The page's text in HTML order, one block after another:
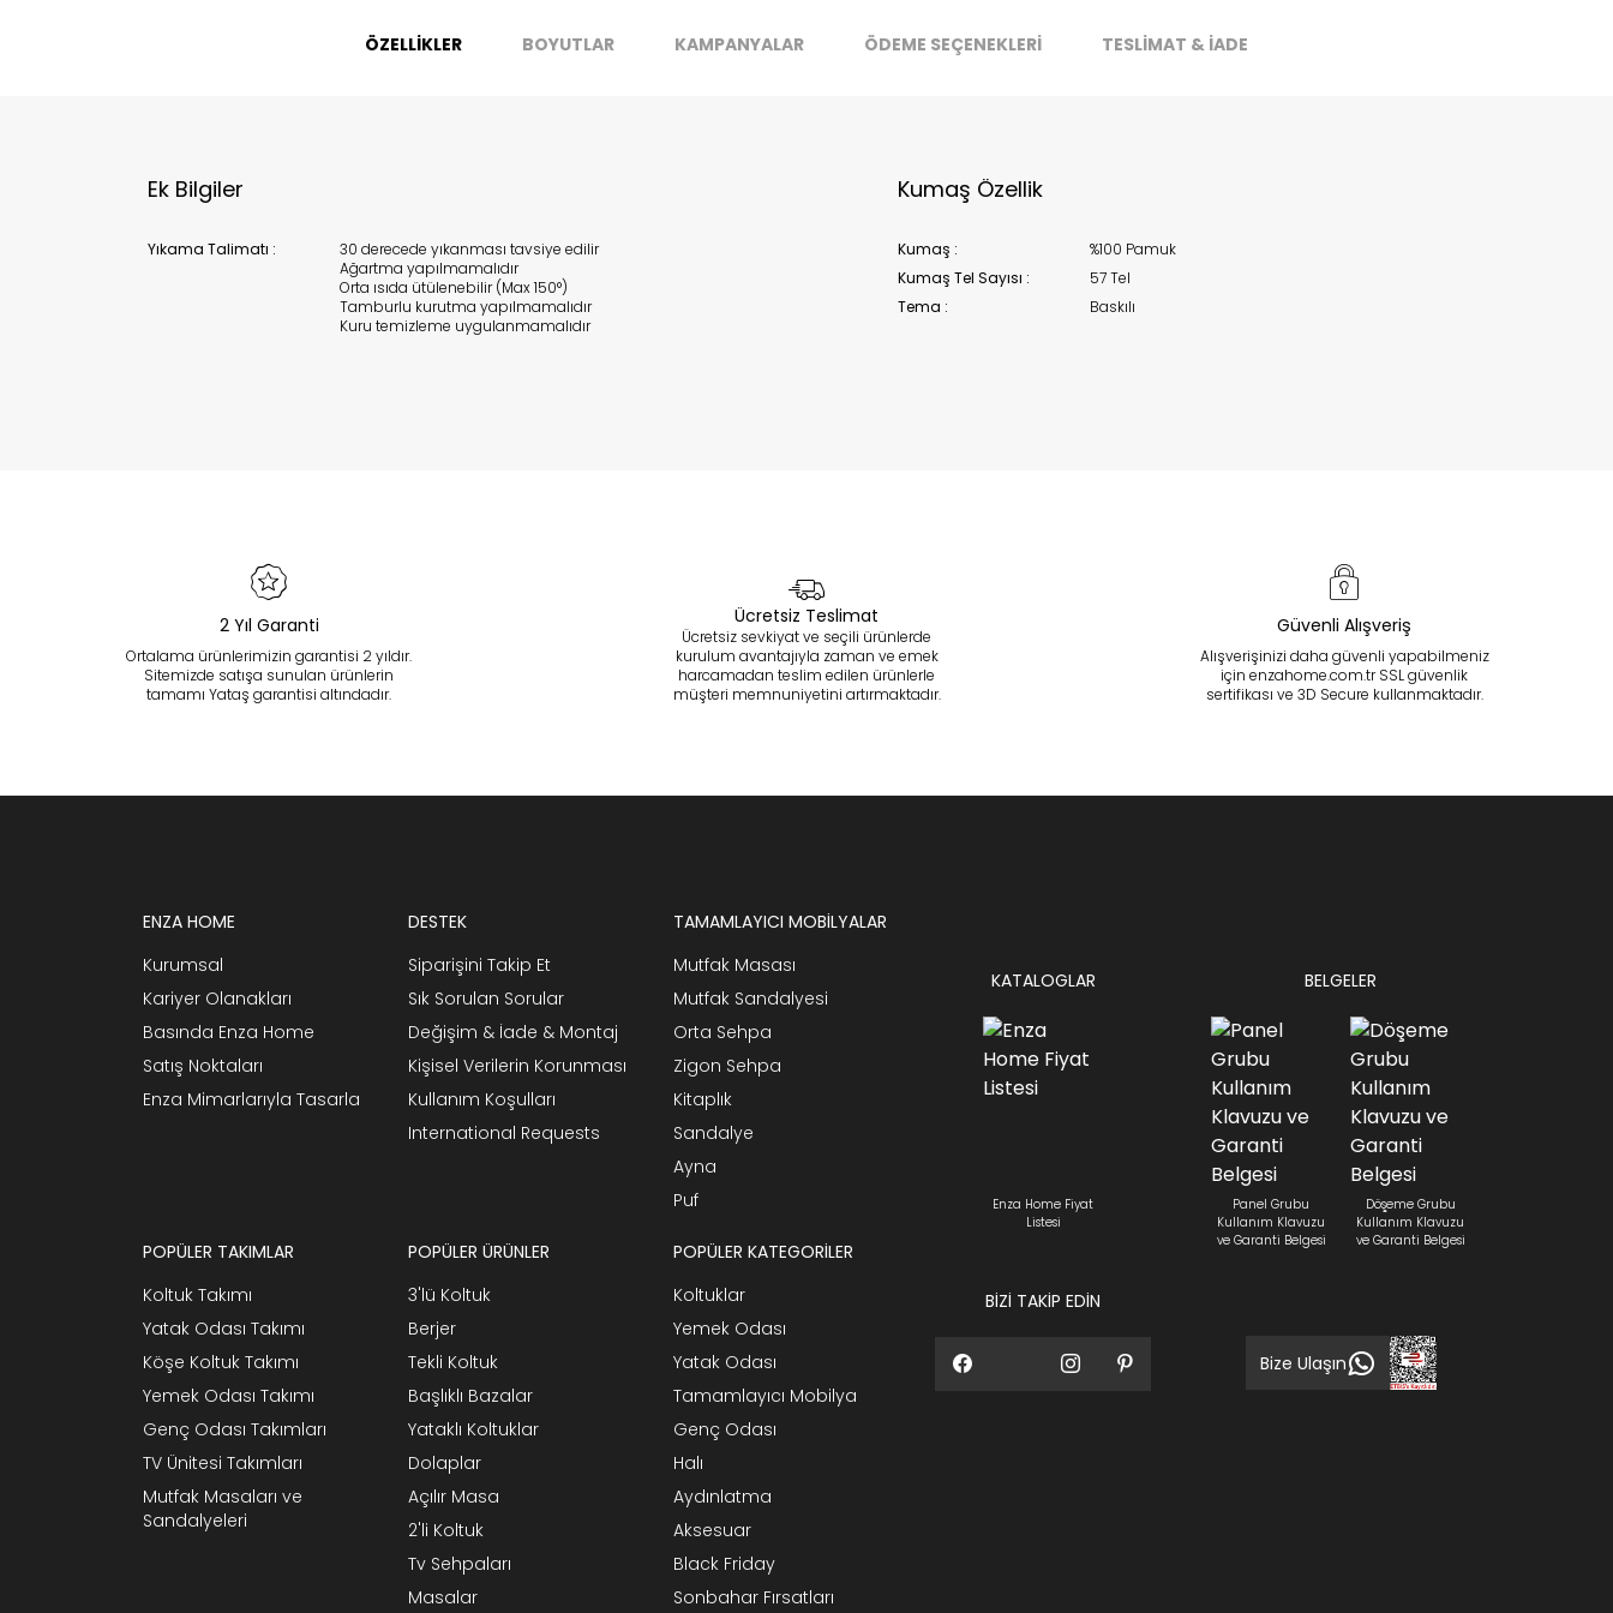
ÖZELLİKLER BOYUTLAR KAMPANYALAR ÖDEME SEÇENEKLERİ TESLİMAT & İADE
Ek Bilgiler
Yıkama Talimatı :
30 derecede yıkanması tavsiye edilir
Ağartma yapılmamalıdır
Orta ısıda ütülenebilir (Max 150°)
Tamburlu kurutma yapılmamalıdır
Kuru temizleme uygulanmamalıdır
Kumaş Özellik
Kumaş :
%100 Pamuk
Kumaş Tel Sayısı :
57 Tel
Tema :
Baskılı
2 Yıl Garanti
Ortalama ürünlerimizin garantisi 2 yıldır.
Sitemizde satışa sunulan ürünlerin
tamamı Yataş garantisi altındadır.
Ücretsiz Teslimat
Ücretsiz sevkiyat ve seçili ürünlerde
kurulum avantajıyla zaman ve emek
harcamadan teslim edilen ürünlerle
müşteri memnuniyetini artırmaktadır.
Güvenli Alışveriş
Alışverişinizi daha güvenli yapabilmeniz
için enzahome.com.tr SSL güvenlik
sertifikası ve 3D Secure kullanmaktadır.
ENZA HOME
Kurumsal
Kariyer Olanakları
Basında Enza Home
Satış Noktaları
Enza Mimarlarıyla Tasarla
DESTEK
Siparişini Takip Et
Sık Sorulan Sorular
Değişim & İade & Montaj
Kişisel Verilerin Korunması
Kullanım Koşulları
International Requests
TAMAMLAYICI MOBİLYALAR
Mutfak Masası
Mutfak Sandalyesi
Orta Sehpa
Zigon Sehpa
Kitaplık
Sandalye
Ayna
Puf
POPÜLER TAKIMLAR
Koltuk Takımı
Yatak Odası Takımı
Köşe Koltuk Takımı
Yemek Odası Takımı
Genç Odası Takımları
TV Ünitesi Takımları
Mutfak Masaları ve
Sandalyeleri
POPÜLER ÜRÜNLER
3'lü Koltuk
Berjer
Tekli Koltuk
Başlıklı Bazalar
Yataklı Koltuklar
Dolaplar
Açılır Masa
2'li Koltuk
Tv Sehpaları
Masalar
POPÜLER KATEGORİLER
Koltuklar
Yemek Odası
Yatak Odası
Tamamlayıcı Mobilya
Genç Odası
Halı
Aydınlatma
Aksesuar
Black Friday
Sonbahar Fırsatları
KATALOGLAR
Enza Home Fiyat
Listesi
BİZİ TAKİP EDİN
BELGELER
Panel Grubu
Kullanım Klavuzu
ve Garanti Belgesi
Döşeme Grubu
Kullanım Klavuzu
ve Garanti Belgesi
Bize Ulaşın